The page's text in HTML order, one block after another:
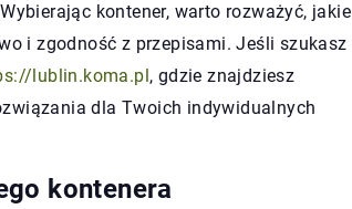
kontener, warto rozważyć, jakie
i zgodność z przepisami. Jeśli szukasz
lublin.koma.pl , gdzie znajdziesz
dla Twoich indywidualnych
kontenera